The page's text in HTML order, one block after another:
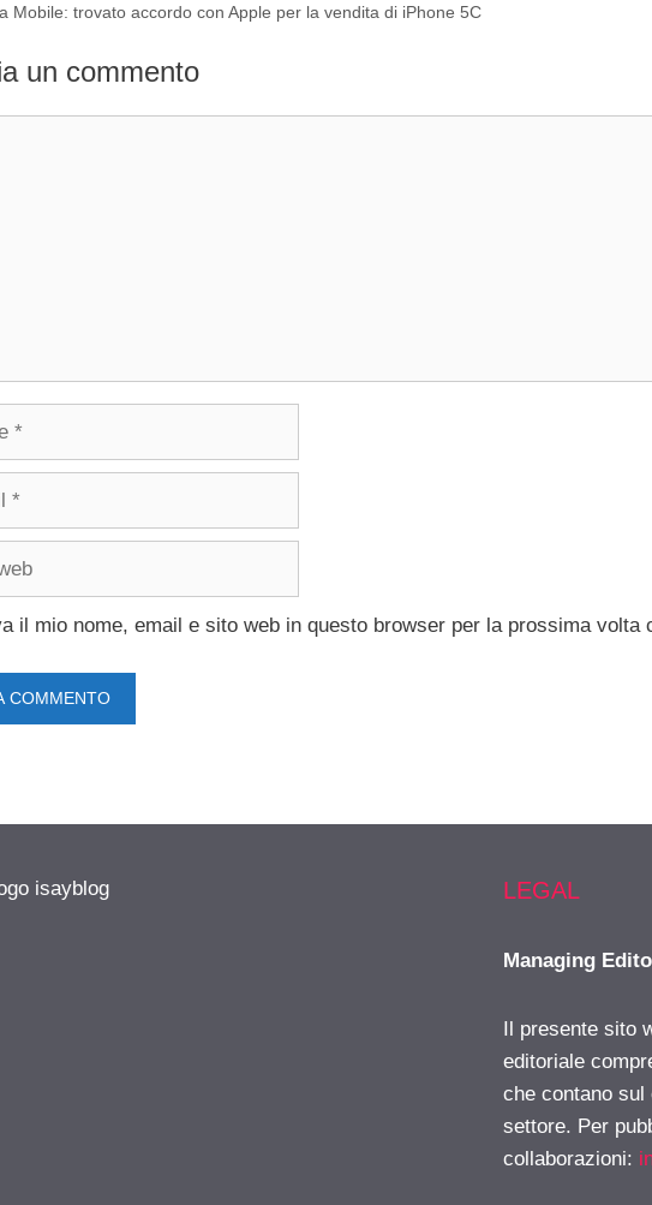
Mobile: trovato accordo con Apple per la vendita di iPhone 5C
un commento
il mio nome, email e sito web in questo browser per la prossima volta
LEGAL
Managing
Il presente sito
editoriale
che contano sul
settore. Per
collaborazioni: